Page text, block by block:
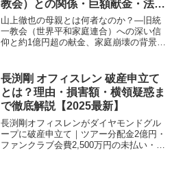
教会）との関係・巨額献金・法廷
証言から探る【2025最新】
山上徹也の母親とは何者なのか？―旧統
一教会（世界平和家庭連合）への深い信
仰と約1億円超の献金、家庭崩壊の背景、
世」問題も多角的に分析します。
長渕剛 オフィスレン 破産申立て
とは？理由・損害額・横領疑惑ま
で徹底解説【2025最新】
長渕剛オフィスレンがダイヤモンドグル
ープに破産申立て｜ツアー分配金2億円・
ファンクラブ会費2,500万円の未払い・横